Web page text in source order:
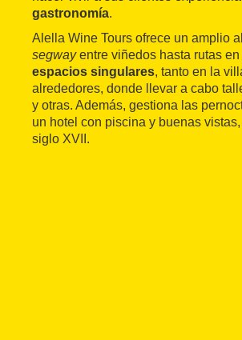
gastronomía.
Alella Wine Tours ofrece un amplio
segwayentre viñedos hasta rutas
espacios singulares, tanto en la
alrededores, donde llevar a cabo
y otras. Además, gestiona las
un hotel con piscina y buenas
siglo XVII.